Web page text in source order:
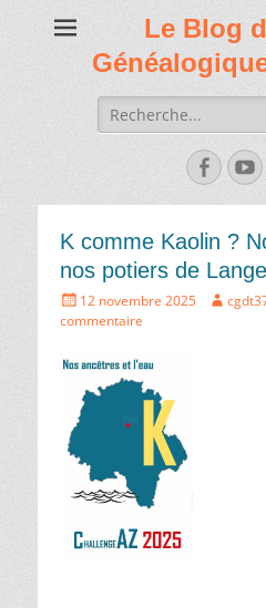
Le Blog
Recherche
de:
K comme Kaolin ?
nos potiers de
Écrit
le
12 novembre 2025 Auteur
commentaire